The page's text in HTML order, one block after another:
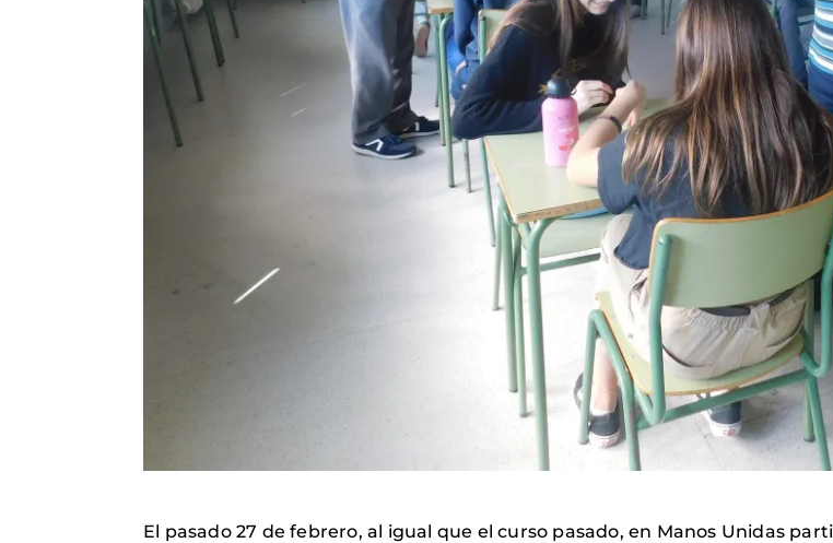
El pasado 27 de febrero, al igual que el curso pasado, en Manos Unidas